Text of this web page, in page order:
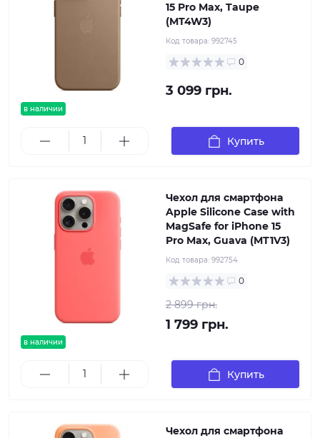
в наличии
15 Pro Max, Taupe
(MT4W3)
Код товара: 992745
0
3 099 грн.
Купить
в наличии
Чехол для смартфона
Apple Silicone Case with
MagSafe for iPhone 15
Pro Max, Guava (MT1V3)
Код товара: 992754
0
2 899 грн.
1 799 грн.
Купить
Чехол для смартфона